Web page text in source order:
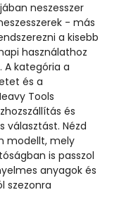
neszesszer
- más
a kisebb
használathoz
kategória a
és a
Tools
és
választást. Nézd
modellt, mely
is passzol
anyagok és
szezonra